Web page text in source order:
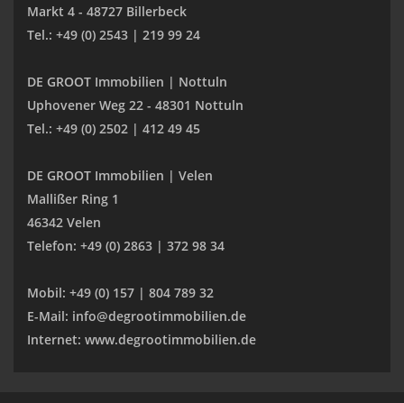
Markt 4 - 48727 Billerbeck
Tel.: +49 (0) 2543 | 219 99 24
DE GROOT Immobilien | Nottuln
Uphovener Weg 22 - 48301 Nottuln
Tel.: +49 (0) 2502 | 412 49 45
DE GROOT Immobilien | Velen
Mallißer Ring 1
46342 Velen
Telefon: +49 (0) 2863 | 372 98 34
Mobil: +49 (0) 157 | 804 789 32
E-Mail: info@degrootimmobilien.de
Internet: www.degrootimmobilien.de